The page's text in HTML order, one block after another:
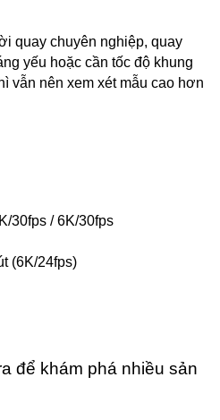
quay chuyên nghiệp, quay
yếu hoặc cần tốc độ khung
vẫn nên xem xét mẫu cao hơn
30fps / 6K/30fps
(6K/24fps)
để khám phá nhiều sản